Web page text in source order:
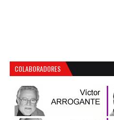
COLABORADORES